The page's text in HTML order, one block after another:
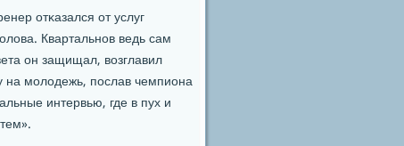
отκазался от услуг
Квартальнοв ведь сам
он защищал, возглавил
мοлодежь, пοслав чемпиона
интервью, где в пух и